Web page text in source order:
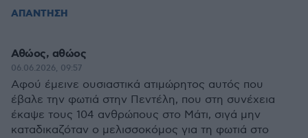
ΑΠΑΝΤΗΣΗ
Αθώος, αθώος
06.06.2026, 09:57
Αφού έμεινε ουσιαστικά ατιμώρητος αυτός που
έβαλε την φωτιά στην Πεντέλη, που στη συνέχεια
έκαψε τους 104 ανθρώπους στο Μάτι, σιγά μην
καταδικαζόταν ο μελισσοκόμος για τη φωτιά στο